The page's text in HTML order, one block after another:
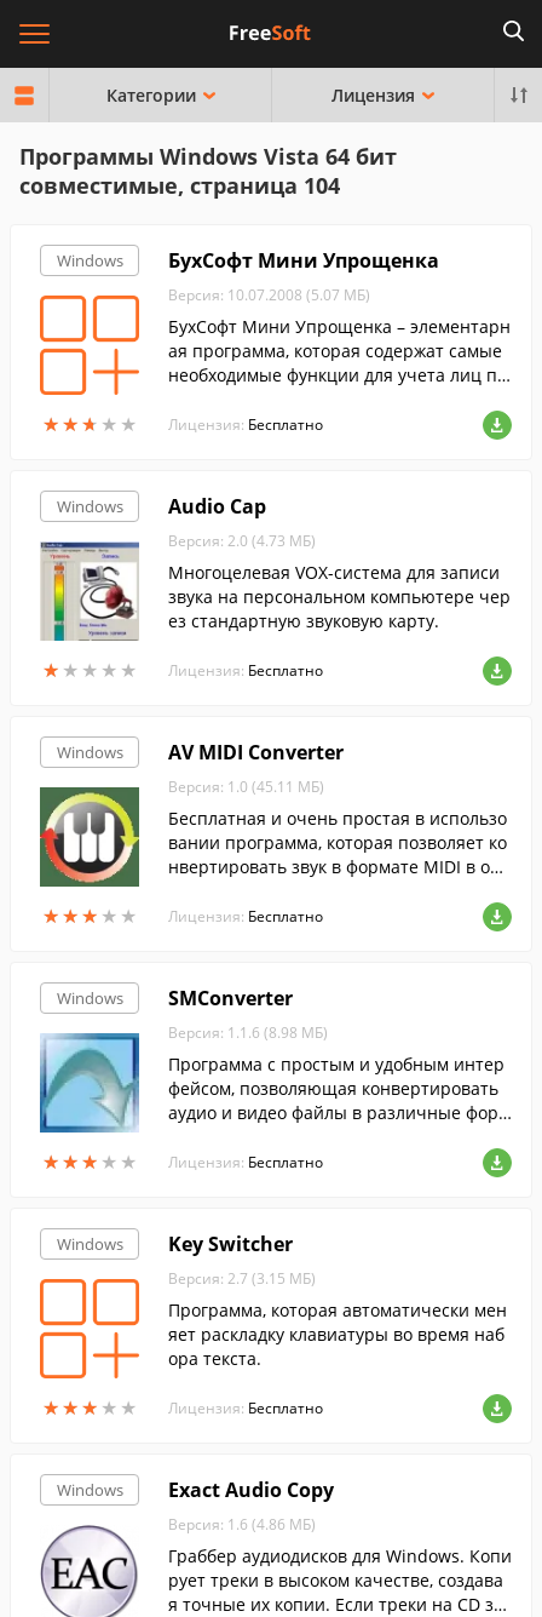
Категории Лицензия
Программы Windows Vista 64 бит
совместимые, страница 104
Windows
★★★ ★ ★
★★★ ★ ★
БухСофт Мини Упрощенка
Версия: 10.07.2008 (5.07 МБ)
БухСофт Мини Упрощенка – элементарн
ая программа, которая содержат самые
необходимые функции для учета лиц пр
ообложения.
Лицензия: Бесплатно
Windows
★ ★ ★ ★ ★
★ ★ ★ ★ ★
Audio Cap
Версия: 2.0 (4.73 МБ)
Многоцелевая VOX-система для записи
звука на персональном компьютере чер
ез стандартную звуковую карту.
Лицензия: Бесплатно
Windows
★★★ ★ ★
★★★ ★ ★
AV MIDI Converter
Версия: 1.0 (45.11 МБ)
Бесплатная и очень простая в использо
вании программа, которая позволяет ко
нвертировать звук в формате MIDI в оди
вука.
Лицензия: Бесплатно
Windows
★★★ ★ ★
★★★ ★ ★
SMConverter
Версия: 1.1.6 (8.98 МБ)
Программа с простым и удобным интер
фейсом, позволяющая конвертировать
аудио и видео файлы в различные форм
Лицензия: Бесплатно
Windows
★★★ ★ ★
★★★ ★ ★
Key Switcher
Версия: 2.7 (3.15 МБ)
Программа, которая автоматически мен
яет раскладку клавиатуры во время наб
ора текста.
Лицензия: Бесплатно
Windows Exact Audio Copy
Версия: 1.6 (4.86 МБ)
Граббер аудиодисков для Windows. Копи
рует треки в высоком качестве, создава
я точные их копии. Если треки на CD за